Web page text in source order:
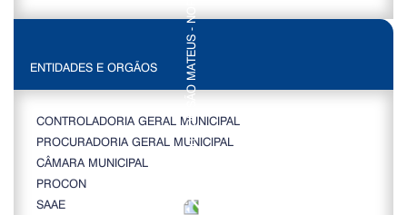
ENTIDADES E ORGÃOS
CONTROLADORIA GERAL MUNICIPAL
PROCURADORIA GERAL MUNICIPAL
CÂMARA MUNICIPAL
PROCON
SAAE